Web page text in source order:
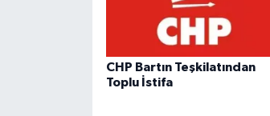
CHP Bartın Teşkilatından
Toplu İstifa